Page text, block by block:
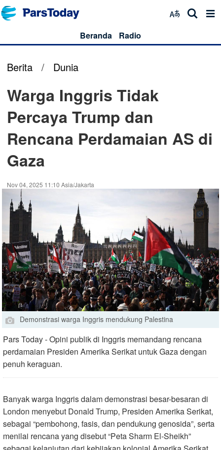
Beranda Radio
Berita / Dunia
Warga Inggris Tidak
Percaya Trump dan
Rencana Perdamaian AS di
Gaza
Nov 04, 2025 11:10 Asia/Jakarta
Demonstrasi warga Inggris mendukung Palestina
Pars Today - Opini publik di Inggris memandang rencana
perdamaian Presiden Amerika Serikat untuk Gaza dengan
penuh keraguan.
Banyak warga Inggris dalam demonstrasi besar-besaran di
London menyebut Donald Trump, Presiden Amerika Serikat,
sebagai “pembohong, fasis, dan pendukung genosida”, serta
menilai rencana yang disebut “Peta Sharm El-Sheikh”